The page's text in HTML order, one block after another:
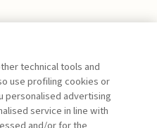
MEZZO PIENO
...
technical tools and
use profiling cookies or
personalised advertising
service in line with